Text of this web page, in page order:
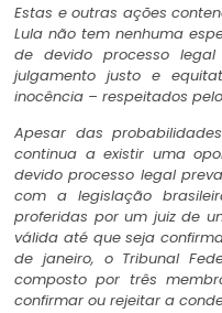
Estas e outras ações
Lula não tem nenhuma
de devido processo
julgamento justo e
inocência – respeitados
Apesar das
continua a existir uma
devido processo legal
com a legislação
proferidas por um juiz de
válida até que seja
de janeiro, o Tribunal
composto por três
confirmar ou rejeitar a